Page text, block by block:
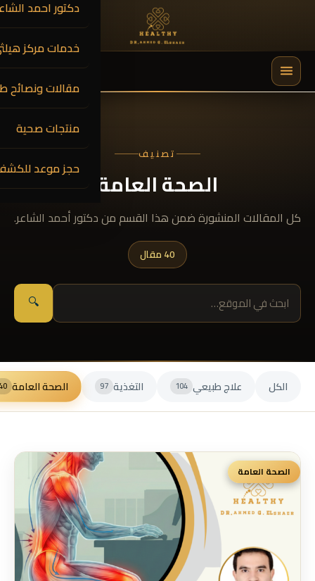
دكتور احمد
خدمات مركز
مقالات ونصائح
منتجات صحية
حجز موعد
$0.00
تصنيف
الصحة العامة
كل المقالات المنشورة ضمن هذا القسم من دكتور أحمد الشاعر.
40 مقال
🔍
الكل علاج طبيعي 104 التغذية 97 الصحة العامة
الصحة العامة